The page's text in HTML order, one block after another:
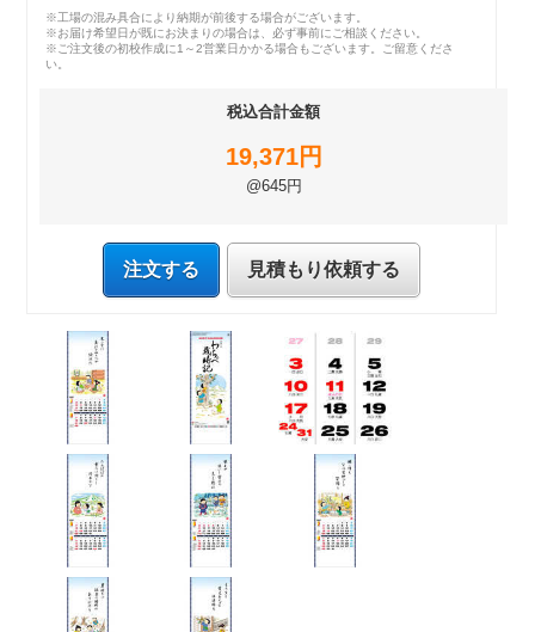
※工場の混み具合により納期が前後する場合がございます。
※お届け希望日が既にお決まりの場合は、必ず事前にご相談ください。
※ご注文後の初校作成に1～2営業日かかる場合もございます。ご留意くださ
い。
税込合計金額
19,371円
@645円
注文する 見積もり依頼する